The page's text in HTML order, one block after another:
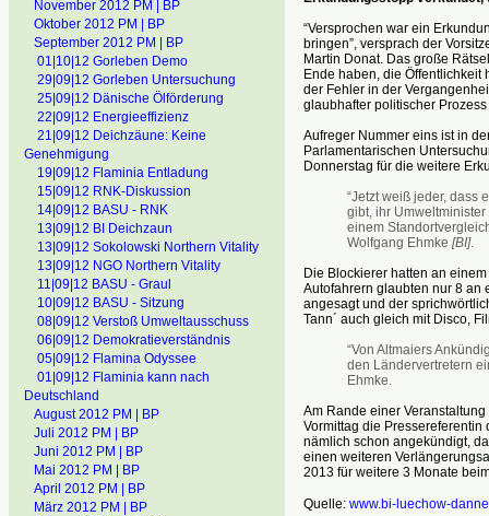
November 2012 PM | BP
Oktober 2012 PM | BP
September 2012 PM | BP
01|10|12 Gorleben Demo
29|09|12 Gorleben Untersuchung
25|09|12 Dänische Ölförderung
22|09|12 Energieeffizienz
21|09|12 Deichzäune: Keine
Genehmigung
19|09|12 Flaminia Entladung
15|09|12 RNK-Diskussion
14|09|12 BASU - RNK
13|09|12 BI Deichzaun
13|09|12 Sokolowski Northern Vitality
13|09|12 NGO Northern Vitality
11|09|12 BASU - Graul
10|09|12 BASU - Sitzung
08|09|12 Verstoß Umweltausschuss
06|09|12 Demokratieverständnis
05|09|12 Flamina Odyssee
01|09|12 Flaminia kann nach
Deutschland
August 2012 PM | BP
Juli 2012 PM | BP
Juni 2012 PM | BP
Mai 2012 PM | BP
April 2012 PM | BP
März 2012 PM | BP
“Versprochen war ein
bringen”, versprach der
Martin Donat. Das große
Ende haben, die Öffentlichkeit
der Fehler in der
glaubhafter politischer
Aufreger Nummer eins ist in
Parlamentarischen
Donnerstag für die weitere
“Jetzt weiß jeder, dass
gibt, ihr
einem
Wolfgang Ehmke [BI].
Die Blockierer hatten an
Autofahrern glaubten nur 8 an
angesagt und der
Tann´ auch gleich mit Disco,
“Von Altmaiers
den Ländervertretern
Ehmke.
Am Rande einer
Vormittag die
nämlich schon angekündigt,
einen weiteren
2013 für weitere 3 Monate
Quelle: www.bi-luechow-